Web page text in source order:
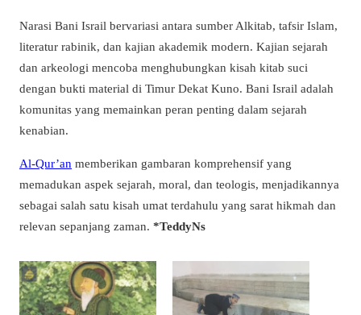
Narasi Bani Israil bervariasi antara sumber Alkitab, tafsir Islam,
literatur rabinik, dan kajian akademik modern. Kajian sejarah
dan arkeologi mencoba menghubungkan kisah kitab suci
dengan bukti material di Timur Dekat Kuno. Bani Israil adalah
komunitas yang memainkan peran penting dalam sejarah
kenabian.
Al-Qur’an memberikan gambaran komprehensif yang
memadukan aspek sejarah, moral, dan teologis, menjadikannya
sebagai salah satu kisah umat terdahulu yang sarat hikmah dan
relevan sepanjang zaman. *TeddyNs